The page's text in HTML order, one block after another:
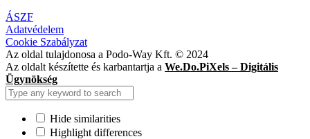
ÁSZF
Adatvédelem
Cookie Szabályzat
Az oldal tulajdonosa a Podo-Way Kft. © 2024
Az oldalt készítette és karbantartja a We.Do.PiXels – Digitális
Ügynökség
Hide similarities
Highlight differences